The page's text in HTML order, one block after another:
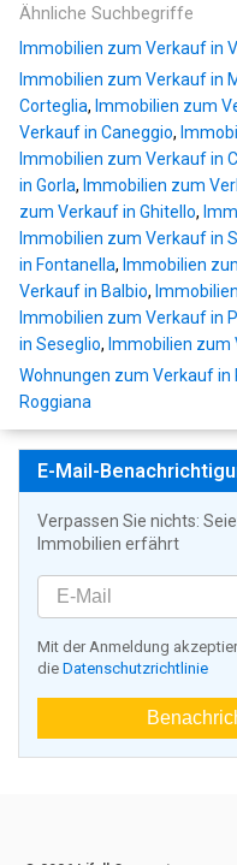
Ähnliche Suchbegriffe
Immobilien zum Verkauf in
Immobilien zum Verkauf in
Corteglia, Immobilien zum
Verkauf in Caneggio,
Immobilien zum Verkauf in
in Gorla, Immobilien zum
zum Verkauf in Ghitello,
Immobilien zum Verkauf in
in Fontanella, Immobilien
Verkauf in Balbio,
Immobilien zum Verkauf in
in Seseglio, Immobilien zum
Wohnungen zum Verkauf in
Roggiana
E-Mail-
Verpassen Sie nichts:
Immobilien erfährt
Mit der Anmeldung
die Datenschutzrichtlinie